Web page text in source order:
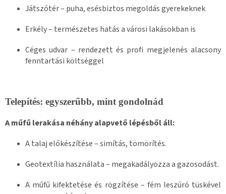
Játszótér – puha, esésbiztos megoldás gyerekeknek
Erkély – természetes hatás a városi lakásokban is
Céges udvar – rendezett és profi megjelenés alacsony
fenntartási költséggel
Telepítés: egyszerűbb, mint gondolnád
A műfű lerakása néhány alapvető lépésből áll:
A talaj előkészítése – simítás, tömörítés.
Geotextília használata – megakadályozza a gazosodást.
A műfű kifektetése és rögzítése – fém leszúró tüskével